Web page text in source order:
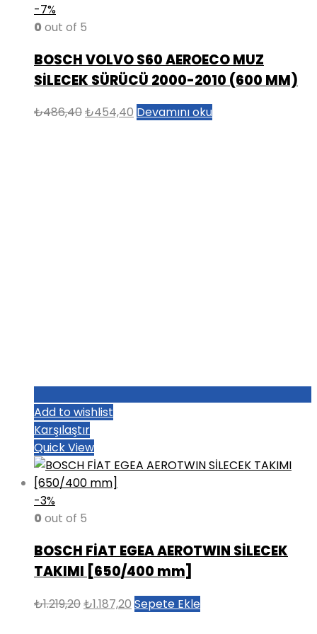
-7%
0 out of 5
BOSCH VOLVO S60 AEROECO MUZ
SİLECEK SÜRÜCÜ 2000-2010 (600 MM)
₺486,40Orijinal
₺454,40 Şu
Devamını oku
Add to wishlist
Karşılaştır
Quick View
-3%
0 out of 5
BOSCH FİAT EGEA AEROTWIN SİLECEK
TAKIMI [650/400 mm]
₺1.219,20Orijinal
₺1.187,20 Şu
Sepete Ekle